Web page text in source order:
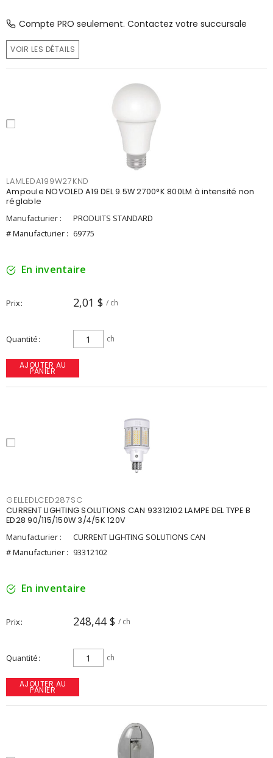
Compte PRO seulement. Contactez votre succursale
VOIR LES DÉTAILS
LAMLEDA199W27KND
Ampoule NOVOLED A19 DEL 9.5W 2700°K 800LM à intensité non
réglable
Manufacturier :
PRODUITS STANDARD
# Manufacturier : 69775
En inventaire
Prix 2,01 $ / ch
Quantité ch
AJOUTER AU
PANIER
GELLEDLCED287SC
CURRENT LIGHTING SOLUTIONS CAN 93312102 LAMPE DEL TYPE B
ED28 90/115/150W 3/4/5K 120V
Manufacturier :
CURRENT LIGHTING SOLUTIONS CAN
# Manufacturier : 93312102
En inventaire
Prix 248,44 $ / ch
Quantité ch
AJOUTER AU
PANIER